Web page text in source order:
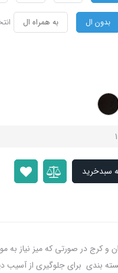
بدون ال به همراه ال
در صورتی که میز نیاز به
بندی برای جلوگیری از